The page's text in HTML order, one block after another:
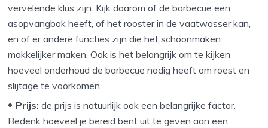
vervelende klus zijn. Kijk daarom of de barbecue een
asopvangbak heeft, of het rooster in de vaatwasser kan,
en of er andere functies zijn die het schoonmaken
makkelijker maken. Ook is het belangrijk om te kijken
hoeveel onderhoud de barbecue nodig heeft om roest en
slijtage te voorkomen.
Prijs:de prijs is natuurlijk ook een belangrijke factor.
Bedenk hoeveel je bereid bent uit te geven aan een